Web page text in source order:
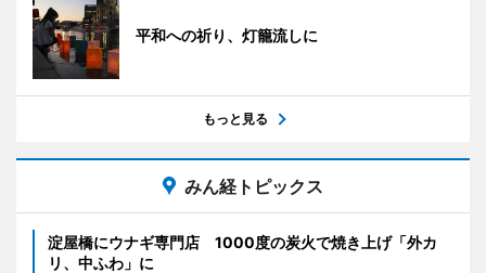
平和への祈り、灯籠流しに
もっと見る
みん経トピックス
淀屋橋にウナギ専門店 1000度の炭火で焼き上げ「外カ
リ、中ふわ」に